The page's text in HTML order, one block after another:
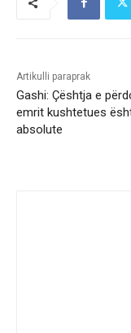
Artikulli paraprak
Gashi: Çështja e
emrit kushtetues
absolute